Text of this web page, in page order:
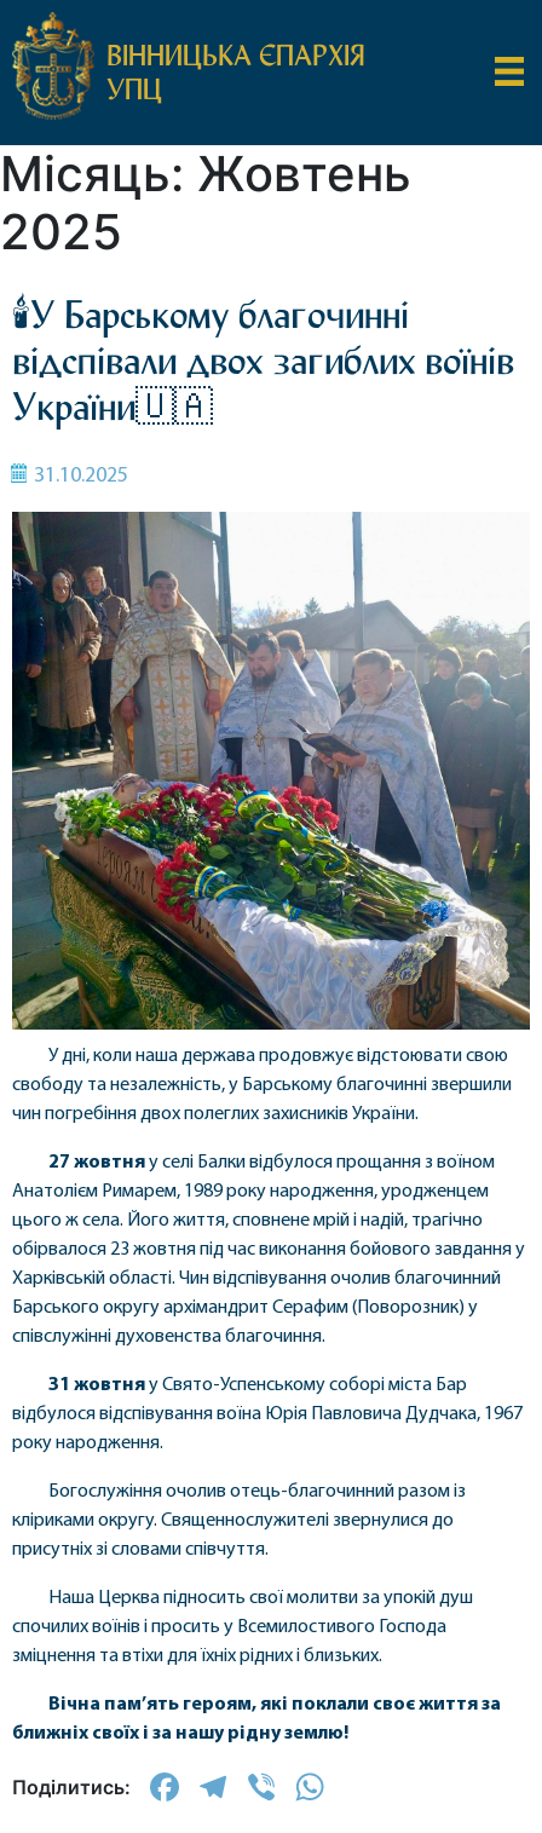
ВІННИЦЬКА ЄПАРХІЯ
УПЦ
Місяць: Жовтень
2025
🕯️У Барському благочинні
відспівали двох загиблих воїнів
України🇺🇦
31.10.2025
У дні, коли наша держава продовжує відстоювати свою
свободу та незалежність, у Барському благочинні звершили
чин погребіння двох полеглих захисників України.
27 жовтняу селі Балки відбулося прощання з воїном
Анатолієм Римарем, 1989 року народження, уродженцем
цього ж села. Його життя, сповнене мрій і надій, трагічно
обірвалося 23 жовтня під час виконання бойового завдання у
Харківській області. Чин відспівування очолив благочинний
Барського округу архімандрит Серафим (Поворозник) у
співслужінні духовенства благочиння.
31 жовтняу Свято-Успенському соборі міста Бар
відбулося відспівування воїна Юрія Павловича Дудчака, 1967
року народження.
Богослужіння очолив отець-благочинний разом із
кліриками округу. Священнослужителі звернулися до
присутніх зі словами співчуття.
Наша Церква підносить свої молитви за упокій душ
спочилих воїнів і просить у Всемилостивого Господа
зміцнення та втіхи для їхніх рідних і близьких.
Вічна пам’ять героям, які поклали своє життя за
ближніх своїх і за нашу рідну землю!
Поділитись: Facebook
Telegram
Viber